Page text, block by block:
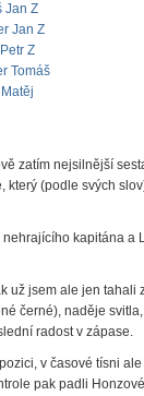
Jan Z
Jan Z
Z
Tomáš
zatím nejsilnější
(podle svých
kapitána a
už jsem ale jen tahali
černé), naděje
radost v zápase.
v časové tísni
pak padli